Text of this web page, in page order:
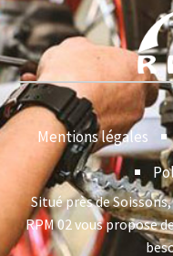
Mentions légales
Situé près de
RPM 02 vous propose